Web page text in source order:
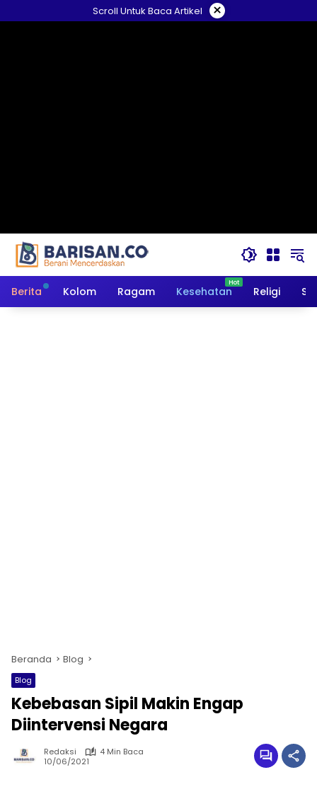
ke
Scroll Untuk Baca Artikel ×
Berita Kolom Ragam Kesehatan Religi
Beranda Blog
Blog
Kebebasan Sipil Makin Engap
Diintervensi Negara
Redaksi
4 Min Baca
10/06/2021